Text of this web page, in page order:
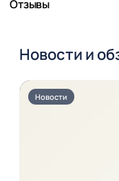
Отзывы
Новости и
Новости